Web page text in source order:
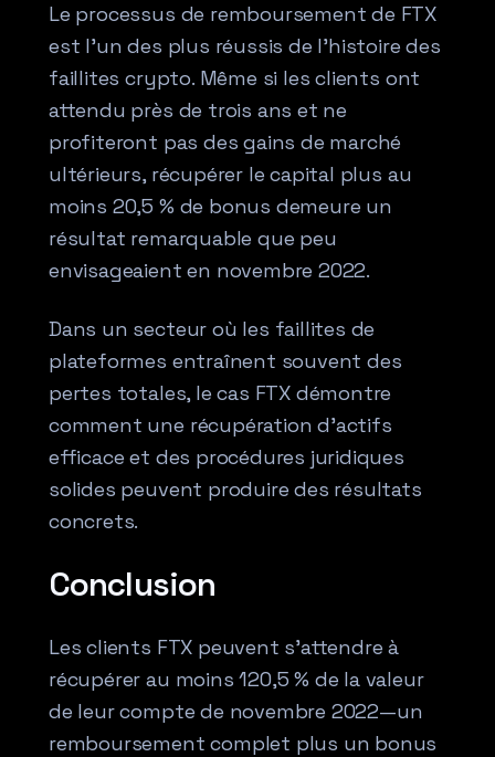
Le processus de remboursement de FTX
est l’un des plus réussis de l’histoire des
faillites crypto. Même si les clients ont
attendu près de trois ans et ne
profiteront pas des gains de marché
ultérieurs, récupérer le capital plus au
moins 20,5 % de bonus demeure un
résultat remarquable que peu
envisageaient en novembre 2022.
Dans un secteur où les faillites de
plateformes entraînent souvent des
pertes totales, le cas FTX démontre
comment une récupération d’actifs
efficace et des procédures juridiques
solides peuvent produire des résultats
concrets.
Conclusion
Les clients FTX peuvent s’attendre à
récupérer au moins 120,5 % de la valeur
de leur compte de novembre 2022—un
remboursement complet plus un bonus